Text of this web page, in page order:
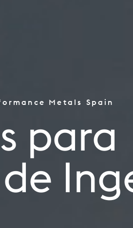
Herramientas
la Industria Aeroespacial
Oil & Gas / CPI
Energías Renovables
Metals Spain
para